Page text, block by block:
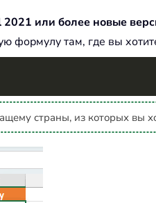
или более новые
там, где вы
страны, из которых вы